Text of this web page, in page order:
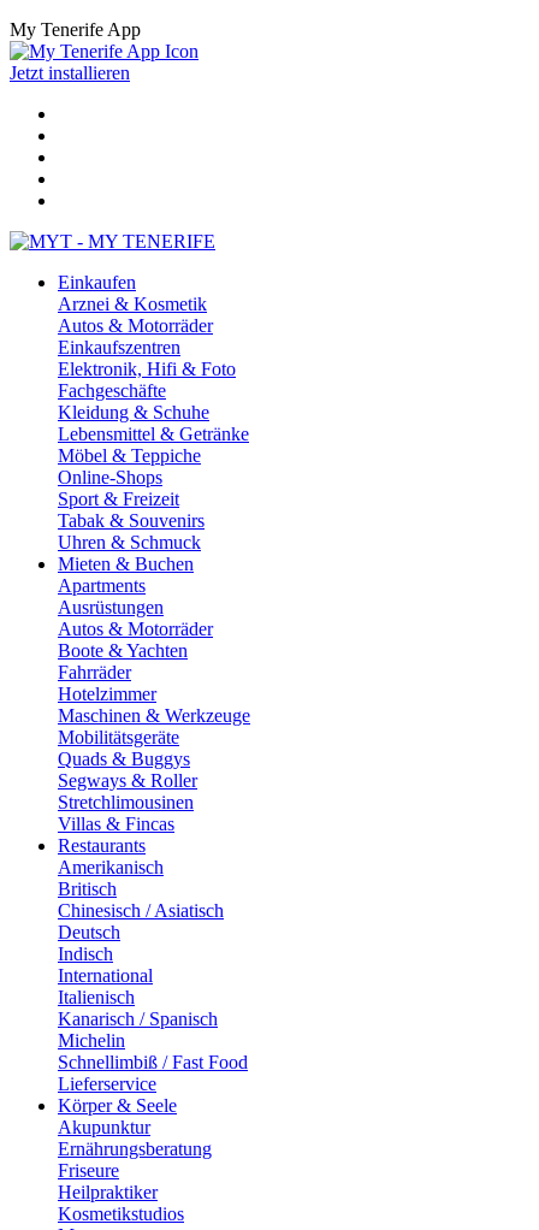
My Tenerife App
Jetzt installieren
Einkaufen
Arznei & Kosmetik
Autos & Motorräder
Einkaufszentren
Elektronik, Hifi & Foto
Fachgeschäfte
Kleidung & Schuhe
Lebensmittel & Getränke
Möbel & Teppiche
Online-Shops
Sport & Freizeit
Tabak & Souvenirs
Uhren & Schmuck
Mieten & Buchen
Apartments
Ausrüstungen
Autos & Motorräder
Boote & Yachten
Fahrräder
Hotelzimmer
Maschinen & Werkzeuge
Mobilitätsgeräte
Quads & Buggys
Segways & Roller
Stretchlimousinen
Villas & Fincas
Restaurants
Amerikanisch
Britisch
Chinesisch / Asiatisch
Deutsch
Indisch
International
Italienisch
Kanarisch / Spanisch
Michelin
Schnellimbiß / Fast Food
Lieferservice
Körper & Seele
Akupunktur
Ernährungsberatung
Friseure
Heilpraktiker
Kosmetikstudios